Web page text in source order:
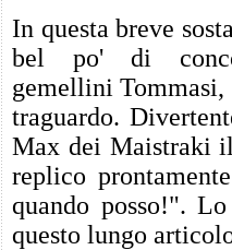
In questa breve
bel po' di
gemellini
traguardo.
Max dei Maistraki
replico
quando posso!".
questo lungo